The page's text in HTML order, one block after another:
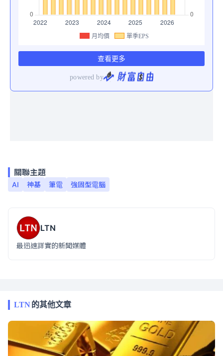
關聯主題
AI 神基 筆電 強固型電腦
LTN
最迅速詳實的新聞媒體
LTN的其他文章